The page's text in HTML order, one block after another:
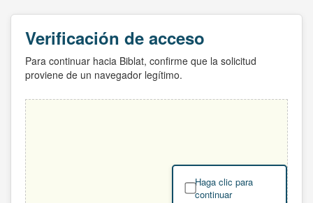
Verificación de acceso
Para continuar hacia Biblat, confirme que la solicitud
proviene de un navegador legítimo.
Haga clic para
continuar